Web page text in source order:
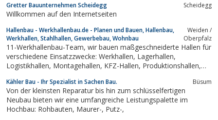
Gretter Bauunternehmen Scheidegg Scheidegg
Willkommen auf den Internetseiten
Hallenbau - Werkhallenbau.de - Planen und Bauen, Hallenbau,
Werkhallen, Stahlhallen, Gewerbebau, Wohnbau
Weiden /
Oberpfalz
11-Werkhallenbau-Team, wir bauen maßgeschneiderte Hallen für
verschiedene Einsatzzwecke: Werkhallen, Lagerhallen,
Logistikhallen, Montagehallen, KFZ-Hallen, Produktionshallen,
kostengünstige Lösung für den Neubau Ihrer Kfz-Werkstatt,
Lagerhalle bzw. Produktionshalle als...
Kähler Bau - Ihr Spezialist in Sachen Bau. Büsum
Von der kleinsten Reparatur bis hin zum schlüsselfertigen
Neubau bieten wir eine umfangreiche Leistungspalette im
Hochbau: Rohbauten, Maurer-, Putz-,